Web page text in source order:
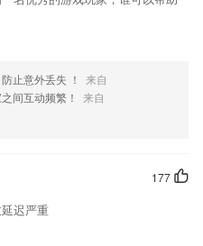
止意外丢失 ！
来自
间互动频繁！
来自
177
迟严重